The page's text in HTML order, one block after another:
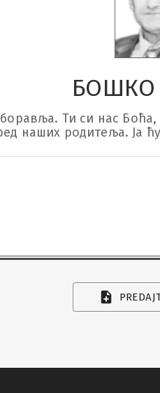
БОШКО
Ти си нас
наших родитеља. Ја